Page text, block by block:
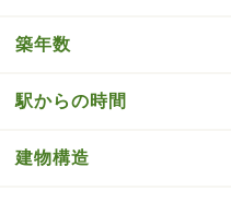
築年数
駅からの時間
建物構造